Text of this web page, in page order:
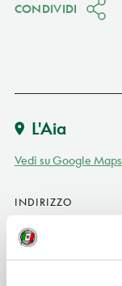
CONDIVIDI
L'Aia
Vedi su Google Maps
INDIRIZZO
L'Aia